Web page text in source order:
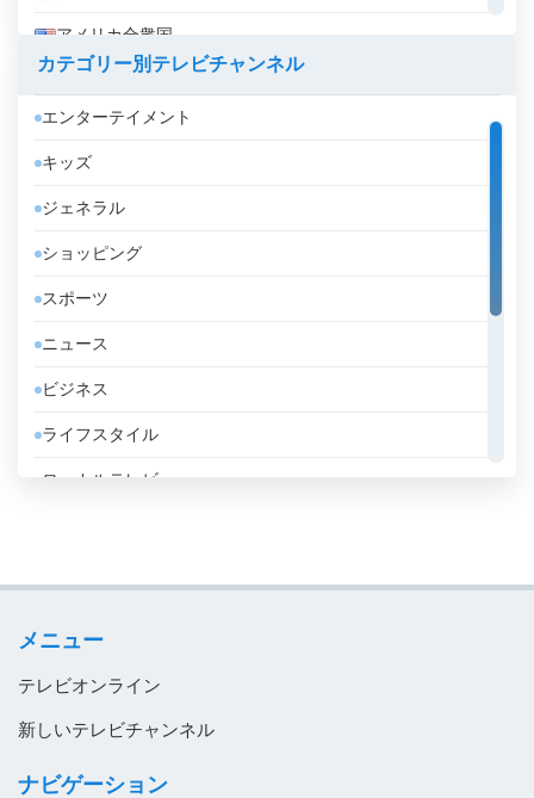
アメリカ合衆国
アルジェリア
アルゼンチン
アルバ
アルバニア
アルメニア
アンゴラ
アンドラ
イエメン
カテゴリー別テレビチャンネル
エンターテイメント
キッズ
ジェネラル
ショッピング
スポーツ
ニュース
ビジネス
ライフスタイル
ローカルテレビ
メニュー
テレビオンライン
新しいテレビチャンネル
ナビゲーション